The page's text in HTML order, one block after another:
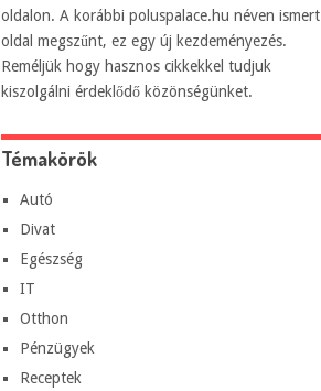
oldalon. A korábbi poluspalace.hu néven ismert
oldal megszűnt, ez egy új kezdeményezés.
Reméljük hogy hasznos cikkekkel tudjuk
kiszolgálni érdeklődő közönségünket.
Témakörök
Autó
Divat
Egészség
IT
Otthon
Pénzügyek
Receptek